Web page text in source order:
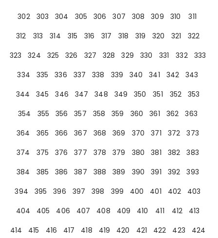
302
303 304 305 306 307 308 309 310
311
312
313 314 315 316 317 318 319 320 321
322
323
324 325 326 327 328 329 330 331 332
333
334
335 336 337 338 339 340 341 342
343
344
345 346 347 348 349 350 351 352
353
354
355 356 357 358 359 360 361 362
363
364
365 366 367 368 369 370 371 372
373
374
375 376 377 378 379 380 381 382
383
384
385 386 387 388 389 390 391 392
393
394
395 396 397 398 399 400 401 402
403
404
405 406 407 408 409 410 411 412
413
414
415 416 417 418 419 420 421 422 423
424